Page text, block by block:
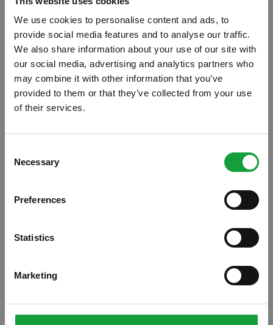
We use cookies to personalise content and ads, to
provide social media features and to analyse our traffic.
We also share information about your use of our site with
our social media, advertising and analytics partners who
may combine it with other information that you’ve
provided to them or that they’ve collected from your use
of their services.
Selection
Necessary
Preferences
Statistics
Marketing
ISCRIVITI ALLA NEWSLETTER
Resta aggiornato su tutte le ultime novita nel campo